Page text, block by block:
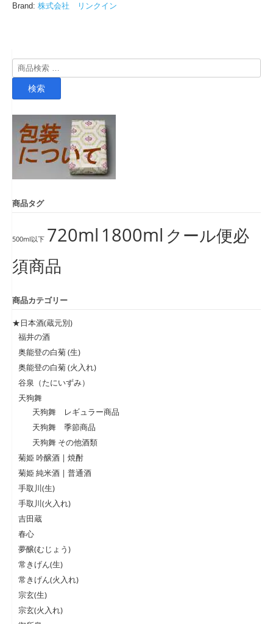
Brand: 株式会社 リンクイン
検
索
検索
商品タグ
500ml以下 720ml 1800ml クール便必
須商品
商品カテゴリー
★日本酒(蔵元別)
福井の酒
奥能登の白菊 (生)
奥能登の白菊 (火入れ)
谷泉（たにいずみ）
天狗舞
天狗舞 レギュラー商品
天狗舞 季節商品
天狗舞 その他酒類
菊姫 吟醸酒 | 焼酎
菊姫 純米酒 | 普通酒
手取川(生)
手取川(火入れ)
吉田蔵
春心
夢醸(むじょう)
常きげん(生)
常きげん(火入れ)
宗玄(生)
宗玄(火入れ)